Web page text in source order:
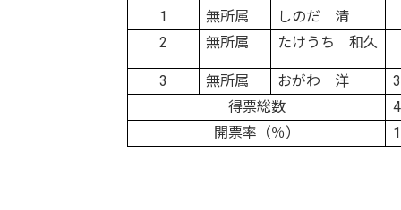
1
無所属 しのだ 清
2
無所属 たけうち 和久
3 無所属 おがわ 洋
得票総数
開票率（％）